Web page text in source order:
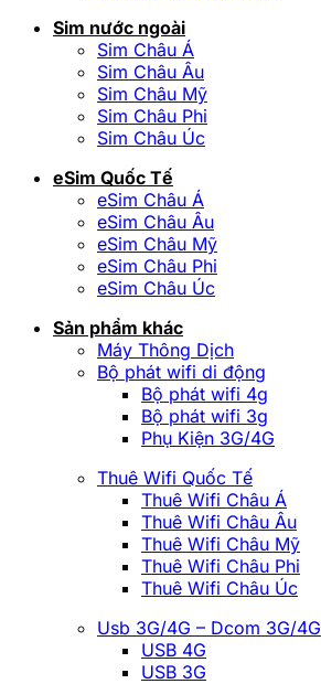
Sim nước ngoài
Sim Châu Á
Sim Châu Âu
Sim Châu Mỹ
Sim Châu Phi
Sim Châu Úc
eSim Quốc Tế
eSim Châu Á
eSim Châu Âu
eSim Châu Mỹ
eSim Châu Phi
eSim Châu Úc
Sản phẩm khác
Máy Thông Dịch
Bộ phát wifi di động
Bộ phát wifi 4g
Bộ phát wifi 3g
Phụ Kiện 3G/4G
Thuê Wifi Quốc Tế
Thuê Wifi Châu Á
Thuê Wifi Châu Âu
Thuê Wifi Châu Mỹ
Thuê Wifi Châu Phi
Thuê Wifi Châu Úc
Usb 3G/4G – Dcom 3G/4G
USB 4G
USB 3G